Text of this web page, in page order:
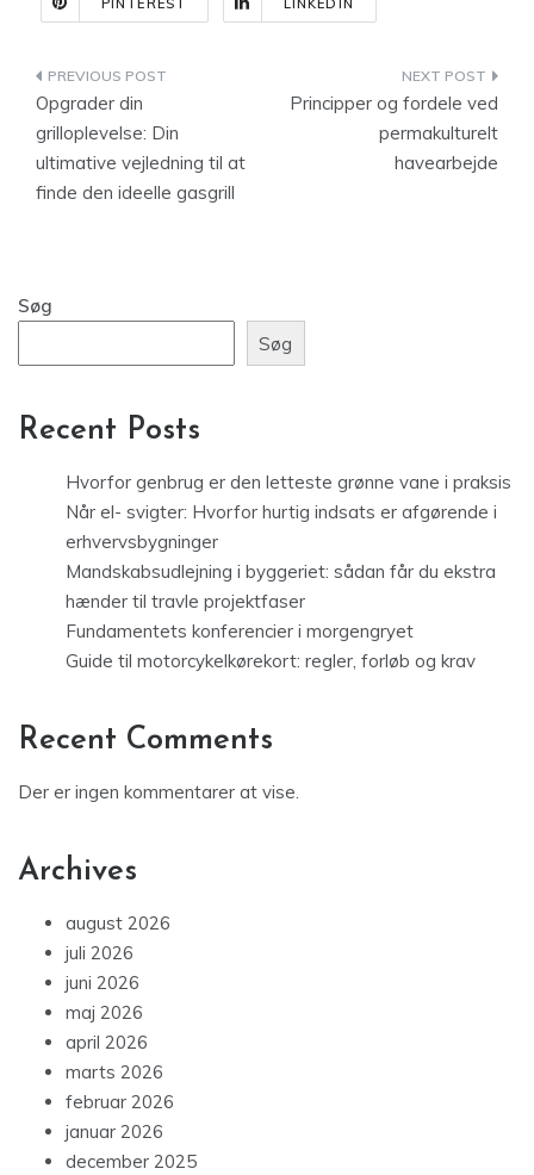
PINTEREST LINKEDIN
Indlægsnavigation
Opgrader din
grilloplevelse: Din
ultimative vejledning til at
finde den ideelle gasgrill
Principper og fordele ved
permakulturelt
havearbejde
Søg
Søg
Recent Posts
Hvorfor genbrug er den letteste grønne vane i praksis
Når el- svigter: Hvorfor hurtig indsats er afgørende i
erhvervsbygninger
Mandskabsudlejning i byggeriet: sådan får du ekstra
hænder til travle projektfaser
Fundamentets konferencier i morgengryet
Guide til motorcykelkørekort: regler, forløb og krav
Recent Comments
Der er ingen kommentarer at vise.
Archives
august 2026
juli 2026
juni 2026
maj 2026
april 2026
marts 2026
februar 2026
januar 2026
december 2025